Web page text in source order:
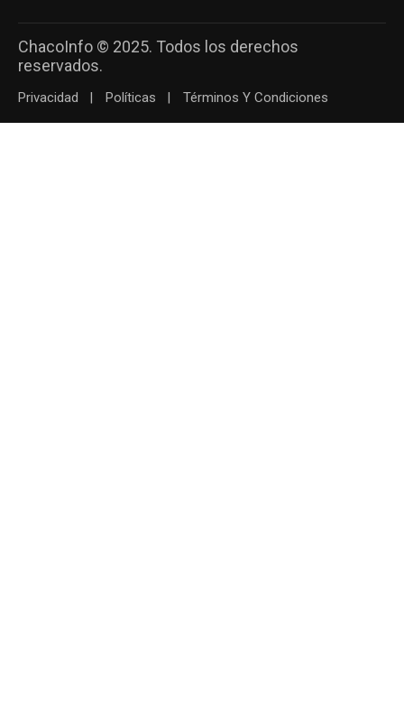
ChacoInfo © 2025. Todos los derechos
reservados.
Privacidad Políticas Términos Y Condiciones